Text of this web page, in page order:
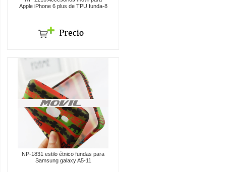
Apple iPhone 6 plus de TPU funda-8
NP-1831 estilo étnico fundas para
Samsung galaxy A5-11